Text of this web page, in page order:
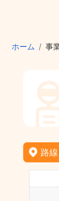
ホーム 事
路